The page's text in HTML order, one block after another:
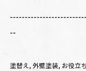
--
塗替え 外壁塗装 お役立